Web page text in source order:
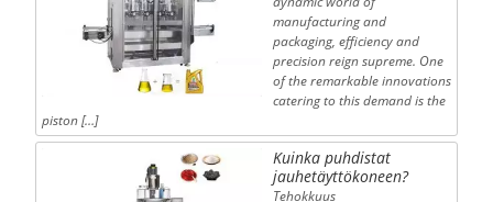
manufacturing and
packaging, efficiency and
precision reign supreme. One
of the remarkable innovations
catering to this demand is the
piston […]
Kuinka puhdistat
jauhetäyttökoneen?
Tehokkuus